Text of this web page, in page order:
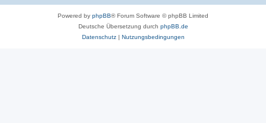
Powered by phpBB® Forum Software © phpBB Limited
Deutsche Übersetzung durch phpBB.de
Datenschutz| Nutzungsbedingungen